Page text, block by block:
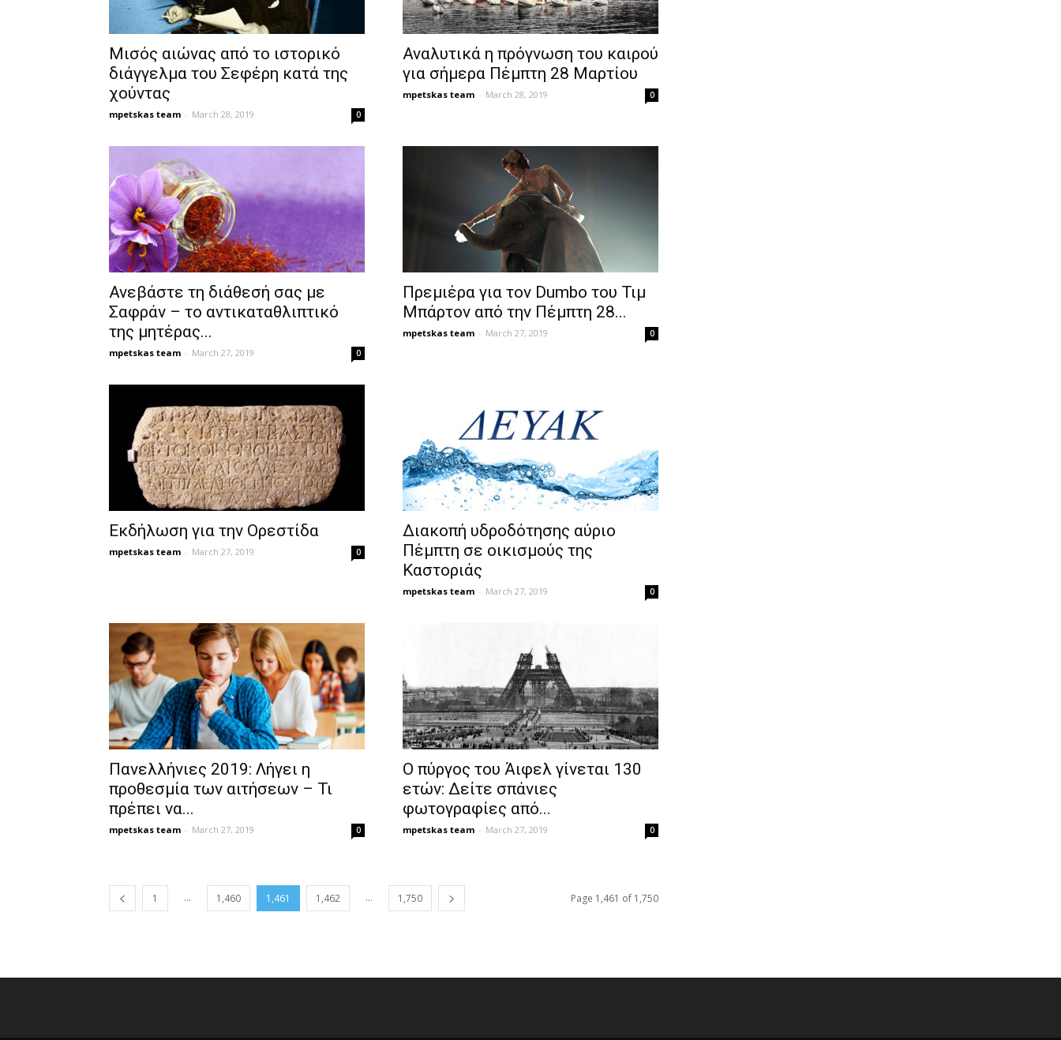
Μισός αιώνας από το ιστορικό
διάγγελμα του Σεφέρη κατά της
χούντας
mpetskas team - March 28, 2019 0
Αναλυτικά η πρόγνωση του καιρού
για σήμερα Πέμπτη 28 Μαρτίου
mpetskas team - March 28, 2019 0
Ανεβάστε τη διάθεσή σας με
Σαφράν – το αντικαταθλιπτικό
της μητέρας...
mpetskas team - March 27, 2019 0
Πρεμιέρα για τον Dumbo του Τιμ
Μπάρτον από την Πέμπτη 28...
mpetskas team - March 27, 2019 0
Εκδήλωση για την Ορεστίδα
mpetskas team - March 27, 2019 0
Διακοπή υδροδότησης αύριο
Πέμπτη σε οικισμούς της
Καστοριάς
mpetskas team - March 27, 2019 0
Πανελλήνιες 2019: Λήγει η
προθεσμία των αιτήσεων – Τι
πρέπει να...
mpetskas team - March 27, 2019 0
O πύργος του Άιφελ γίνεται 130
ετών: Δείτε σπάνιες
φωτογραφίες από...
mpetskas team - March 27, 2019 0
1 ... 1,460 1,461 1,462 ... 1,750 Page 1,461 of 1,750